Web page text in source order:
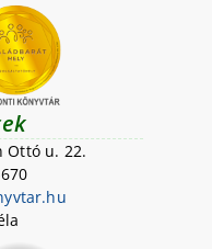
Ottó u. 22.
yvtar.hu